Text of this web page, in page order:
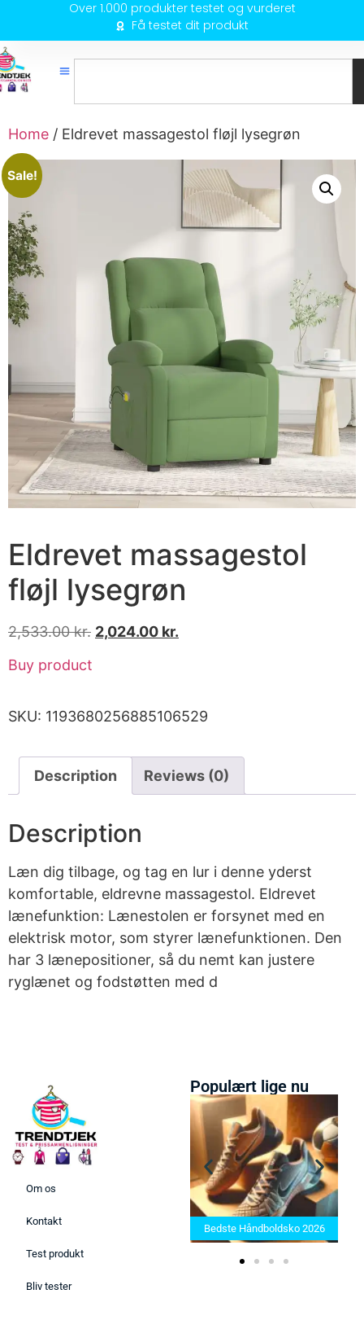
Over 1.000 produkter testet og vurderet
Få testet dit produkt
Home / Eldrevet massagestol fløjl lysegrøn
Sale!
Eldrevet massagestol
fløjl lysegrøn
2,533.00kr. 2,024.00 kr.
Buy product
SKU: 1193680256885106529
Description Reviews (0)
Description
Læn dig tilbage, og tag en lur i denne yderst
komfortable, eldrevne massagestol. Eldrevet
lænefunktion: Lænestolen er forsynet med en
elektrisk motor, som styrer lænefunktionen. Den
har 3 lænepositioner, så du nemt kan justere
ryglænet og fodstøtten med d
Om os
Kontakt
Test produkt
Bliv tester
Populært lige nu
2025 –
her!
Bedste barbermaskiner i
2025: Find den rette til dit
behov